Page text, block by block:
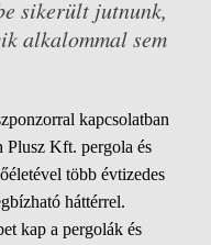
sikerült jutnunk,
alkalommal sem
kapcsolatban
Kft. pergola és
több évtizedes
háttérrel.
kap a pergolák és